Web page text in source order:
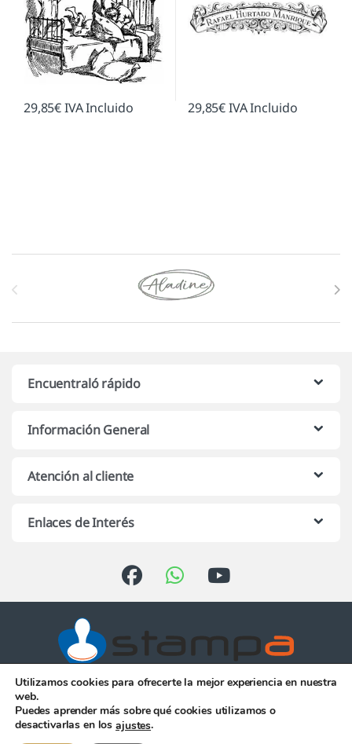
29,85€IVA Incluido 29,85€IVA Incluido
Marcas De Carrusel
Encuentraló rápido
Información General
Atención al cliente
Enlaces de Interés
Atención telefónica de 10:00 h.
a 13:00 h. de Lunes a Viernes
956 344 058
Utilizamos cookies para ofrecerte la mejor experiencia en nuestra
web.
Puedes aprender más sobre qué cookies utilizamos o
desactivarlas en losajustes.